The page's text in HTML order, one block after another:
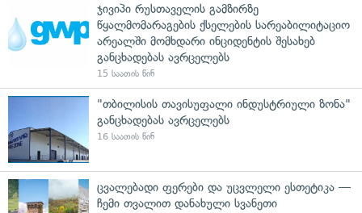
ჯივიპი რუსთაველის გამზირზე
წყალმომარაგების ქსელების სარეაბილიტაციო
არეალში მომხდარი ინციდენტის შესახებ
განცხადებას ავრცელებს
15 საათის წინ
"თბილისის თავისუფალი ინდუსტრიული ზონა"
განცხადებას ავრცელებს
16 საათის წინ
ცვალებადი ფერები და უცვლელი ესთეტიკა —
ჩემი თვალით დანახული სვანეთი